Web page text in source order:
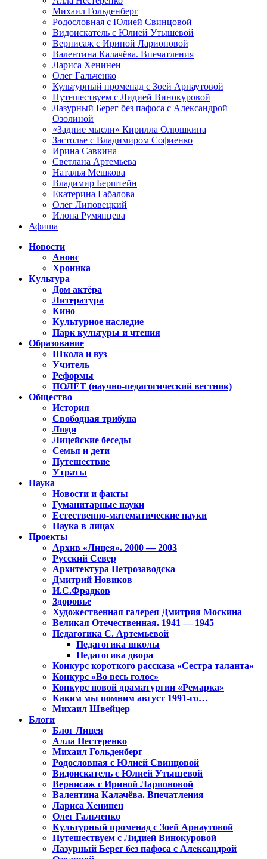
Михаил Гольденберг
Родословная с Юлией Свинцовой
Видоискатель с Юлией Утышевой
Вернисаж с Ириной Ларионовой
Валентина Калачёва. Впечатления
Лариса Хенинен
Олег Гальченко
Культурный променад с Зоей Арнаутовой
Путешествуем с Лидией Винокуровой
Лазурный Берег без пафоса с Александрой
Озолиной
«Задние мысли» Кирилла Олюшкина
Застолье с Владимиром Софиенко
Ирина Савкина
Светлана Артемьева
Наталья Мешкова
Владимир Берштейн
Екатерина Габалова
Олег Липовецкий
Илона Румянцева
Афиша
Новости
Анонс
Хроника
Культура
Дом актёра
Литература
Кино
Культурное наследие
Парк культуры и чтения
Образование
Школа и вуз
Учитель
Реформы
ПОЛЁТ (научно-педагогический вестник)
Общество
История
Свободная трибуна
Люди
Лицейские беседы
Семья и дети
Путешествие
Утраты
Наука
Новости и факты
Гуманитарные науки
Естественно-математические науки
Наука в лицах
Проекты
Архив «Лицея». 2000 — 2003
Русский Север
Архитектура Петрозаводска
Дмитрий Новиков
И.С.Фрадков
Здоровье
Художественная галерея Дмитрия Москина
Великая Отечественная. 1941 — 1945
Педагогика С. Артемьевой
Педагогика школы
Педагогика двора
Конкурс короткого рассказа «Сестра таланта»
Конкурс «Во весь голос»
Конкурс новой драматургии «Ремарка»
Каким мы помним август 1991-го…
Михаил Швейцер
Блоги
Блог Лицея
Алла Нестеренко
Михаил Гольденберг
Родословная с Юлией Свинцовой
Видоискатель с Юлией Утышевой
Вернисаж с Ириной Ларионовой
Валентина Калачёва. Впечатления
Лариса Хенинен
Олег Гальченко
Культурный променад с Зоей Арнаутовой
Путешествуем с Лидией Винокуровой
Лазурный Берег без пафоса с Александрой